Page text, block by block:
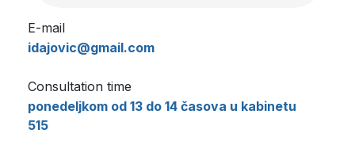
E-mail
idajovic@gmail.com
Consultation time
ponedeljkom od 13 do 14 časova u kabinetu
515